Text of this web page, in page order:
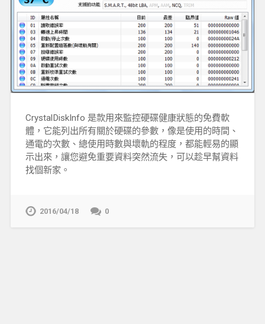
CrystalDiskInfo 是款用來監控硬碟健康狀態的免費軟
體，它能列出所有關於硬碟的參數，像是使用的時間、
通電的次數、總使用時數與壞軌的程度，都能輕易的顯
示出來，讓您避免重要資料突然流失，可以趁早幫資料
找個新家。
2016/04/18 0